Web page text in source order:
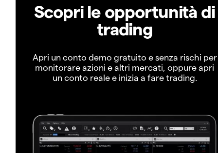
Scopri le opportunità di
trading
Apri un conto demo gratuito e senza rischi per
monitorare azioni e altri mercati, oppure apri
un conto reale e inizia a fare trading.